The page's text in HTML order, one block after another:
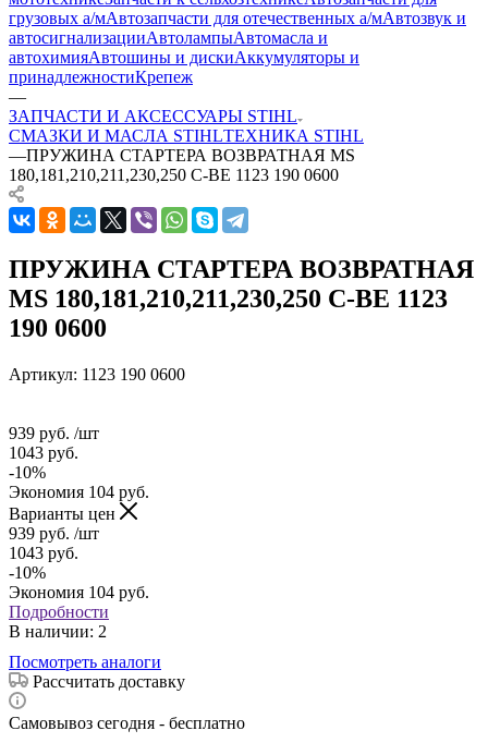
грузовых а/мАвтозапчасти для отечественных а/мАвтозвук и
автосигнализацииАвтолампыАвтомасла и
автохимияАвтошины и дискиАккумуляторы и
принадлежностиКрепеж
—
ЗАПЧАСТИ И АКСЕССУАРЫ STIHL
СМАЗКИ И МАСЛА STIHLТЕХНИКА STIHL
—ПРУЖИНА СТАРТЕРА ВОЗВРАТНАЯ MS
180,181,210,211,230,250 С-ВЕ 1123 190 0600
ПРУЖИНА СТАРТЕРА ВОЗВРАТНАЯ
MS 180,181,210,211,230,250 С-ВЕ 1123
190 0600
Артикул: 1123 190 0600
939 руб. /шт
1043 руб.
-10%
Экономия 104 руб.
Варианты цен
939 руб. /шт
1043 руб.
-10%
Экономия 104 руб.
Подробности
В наличии: 2
Посмотреть аналоги
Рассчитать доставку
Самовывоз сегодня - бесплатно